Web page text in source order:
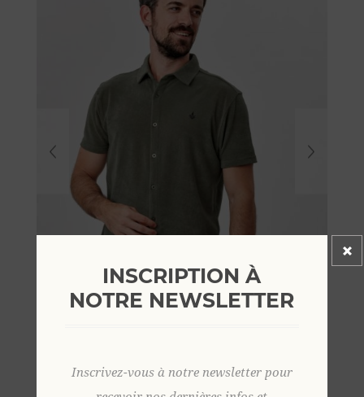
INSCRIPTION À
NOTRE NEWSLETTER
Inscrivez-vous à notre newsletter pour